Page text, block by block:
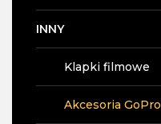
INNY
Klapki filmowe
Akcesoria